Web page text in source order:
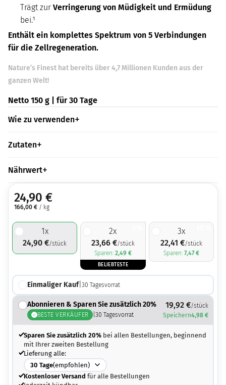
Trägt zur Verringerung von Müdigkeit und Ermüdung
bei.¹
Enthält ein komplettes Spektrum von 5 Verbindungen
für die Zellregeneration.
Nature’s Finest hat bereits über 4,7 Millionen Kunden aus der
ganzen Welt!
Netto 150 g | für 30 Tage
Wie zu verwenden
Zutaten
Nährwert
24,90 €
166,00 € / kg
1x
24,90€/stück
2x
23,66 €/stück
Sparen: 2,49 €
BELIEBTESTE
3x
22,41 €/stück
Sparen: 7,47€
Einmaliger Kauf| 30 Tagesvorrat
Abonnieren & Sparen Sie zusätzlich 20%
BESTE VERKÄUFER | 30 Tagesvorrat
19,92 €/stück
Speichern4,98 €
Sparen Sie zusätzlich 20%bei allen Bestellungen, beginnend
mit Ihrer zweiten Bestellung
Lieferung alle:
30 Tage(empfohlen)
Kostenloser Versand für alle Bestellungen